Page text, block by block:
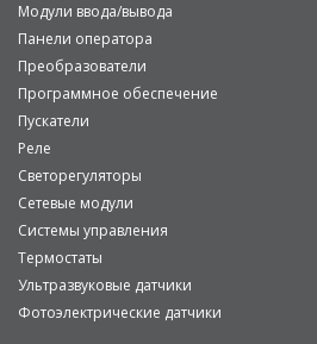
Модули ввода/вывода
Панели оператора
Преобразователи
Программное обеспечение
Пускатели
Реле
Светорегуляторы
Сетевые модули
Системы управления
Термостаты
Ультразвуковые датчики
Фотоэлектрические датчики